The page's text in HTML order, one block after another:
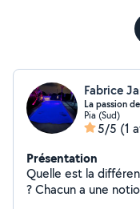
Fabrice
La passion
Pia (Sud)
5/5 (1
Présentation
Quelle est la
? Chacun a une